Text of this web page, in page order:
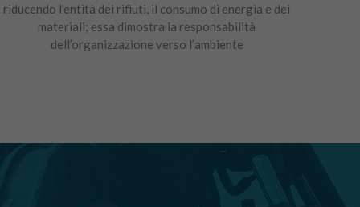
riducendo l’entità dei rifiuti, il consumo di energia e dei
materiali; essa dimostra la responsabilità
dell’organizzazione verso l’ambiente